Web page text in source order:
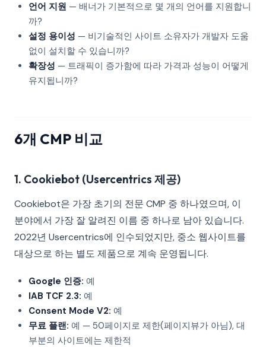
언어 지원 — 배너가 기본적으로 몇 개의 언어를 지원합니
까?
설정 용이성 — 비기술적인 사이트 소유자가 개발자 도움
없이 설치할 수 있습니까?
확장성 — 트래픽이 증가함에 따라 가격과 성능이 어떻게
유지됩니까?
6개 CMP 비교
1. Cookiebot (Usercentrics 제공)
Cookiebot은 가장 초기의 전문 CMP 중 하나였으며, 이
분야에서 가장 잘 알려진 이름 중 하나로 남아 있습니다.
2022년 Usercentrics에 인수되었지만, 중소 웹사이트를
대상으로 하는 별도 제품으로 계속 운영됩니다.
Google 인증: 예
IAB TCF 2.3: 예
Consent Mode V2: 예
무료 플랜: 예 — 50페이지로 제한(페이지뷰가 아님), 대
부분의 사이트에는 제한적